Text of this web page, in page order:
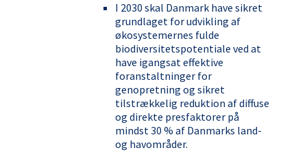
I 2030 skal Danmark have sikret
grundlaget for udvikling af
økosystemernes fulde
biodiversitetspotentiale ved at
have igangsat effektive
foranstaltninger for
genopretning og sikret
tilstrækkelig reduktion af diffuse
og direkte presfaktorer på
mindst 30 % af Danmarks land-
og havområder.